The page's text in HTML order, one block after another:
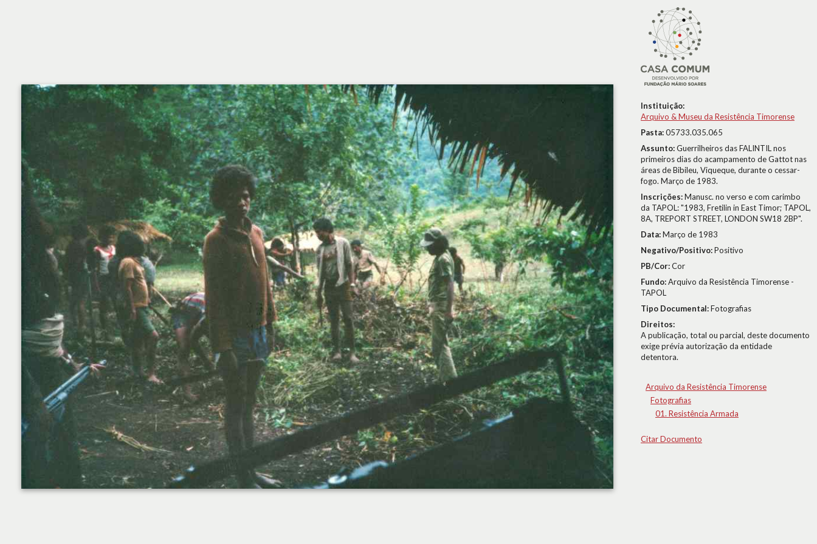
Instituição:
Arquivo & Museu da Resistência Timorense
Pasta:05733.035.065
Assunto:Guerrilheiros das FALINTIL nos
primeiros dias do acampamento de Gattot nas
áreas de Bibileu, Viqueque, durante o cessar-
fogo. Março de 1983.
Inscrições:Manusc. no verso e com carimbo
da TAPOL: "1983, Fretilin in East Timor; TAPOL,
8A, TREPORT STREET, LONDON SW18 2BP".
Data:Março de 1983
Negativo/Positivo:Positivo
PB/Cor:Cor
Fundo:Arquivo da Resistência Timorense -
TAPOL
Tipo Documental:Fotografias
Direitos:
A publicação, total ou parcial, deste documento
exige prévia autorização da entidade
detentora.
Arquivo da Resistência Timorense
Fotografias
01. Resistência Armada
Citar Documento